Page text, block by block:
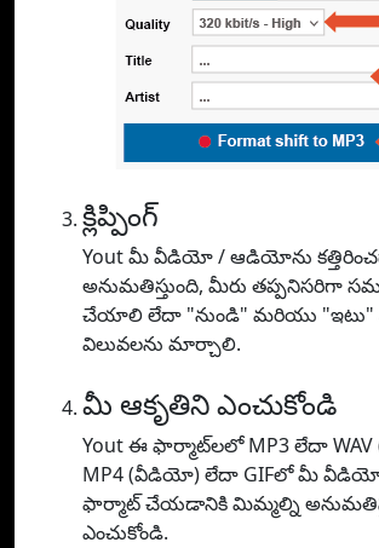
క్లిప్పింగ్
Yout మీ వీడియో / ఆడియోను
అనుమతిస్తుంది, మీరు తప్పనిసరిగా
చేయాలి లేదా "నుండి" మరియు "ఇటు"
విలువలను మార్చాలి.
మీ ఆకృతిని ఎంచుకోండి
Yout ఈ ఫార్మాట్‌లలో MP3 లేదా
MP4 (వీడియో) లేదా GIFలో మీ
ఫార్మాట్ చేయడానికి మిమ్మల్ని
ఎంచుకోండి.